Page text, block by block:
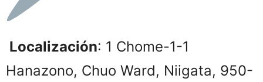
Localización: 1 Chome-1-1
Hanazono, Chuo Ward, Niigata, 950-